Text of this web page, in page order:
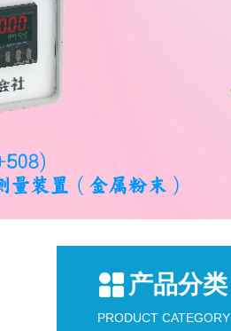
产品分类
PRODUCT CATEGORY